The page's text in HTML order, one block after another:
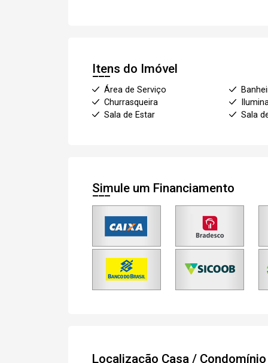
Itens do Imóvel
Área de Serviço
Churrasqueira
Sala de Estar
Sala
Simule um Financiamento
Localização Casa /